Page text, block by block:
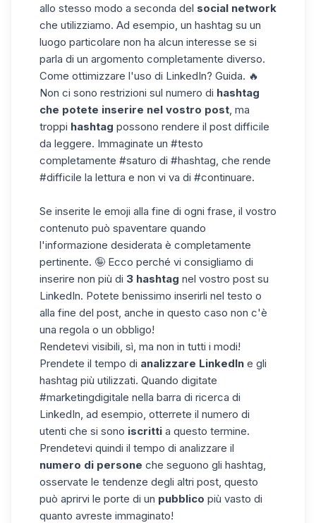
allo stesso modo a seconda del social network
che utilizziamo. Ad esempio, un hashtag su un
luogo particolare non ha alcun interesse se si
parla di un argomento completamente diverso.
Come ottimizzare l'uso di LinkedIn? Guida. 🔥
Non ci sono restrizioni sul numero di hashtag
che potete inserire nel vostro post , ma
troppi hashtag possono rendere il post difficile
da leggere. Immaginate un #testo
completamente #saturo di #hashtag, che rende
#difficile la lettura e non vi va di #continuare.
Se inserite le emoji alla fine di ogni frase, il vostro
contenuto può spaventare quando
l'informazione desiderata è completamente
pertinente. 🤪 Ecco perché vi consigliamo di
inserire non più di 3 hashtag nel vostro post su
LinkedIn. Potete benissimo inserirli nel testo o
alla fine del post, anche in questo caso non c'è
una regola o un obbligo!
Rendetevi visibili, sì, ma non in tutti i modi!
Prendete il tempo di analizzare LinkedIn e gli
hashtag più utilizzati. Quando digitate
#marketingdigitale nella barra di ricerca di
LinkedIn, ad esempio, otterrete il numero di
utenti che si sono iscritti a questo termine.
Prendetevi quindi il tempo di analizzare il
numero di persone che seguono gli hashtag,
osservate le tendenze degli altri post, questo
può aprirvi le porte di un pubblico più vasto di
quanto avreste immaginato!